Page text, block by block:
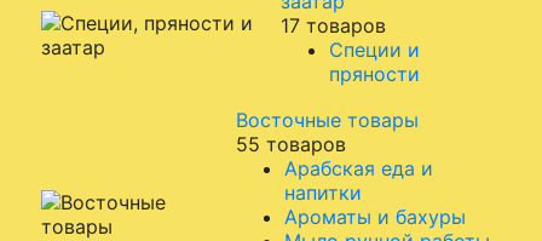
17 товаров
Специи и
пряности
Восточные товары
55 товаров
Арабская еда и
напитки
Ароматы и бахуры